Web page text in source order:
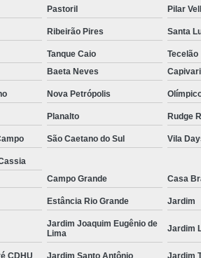
Fechamento em
Guarda Corpo de
Guarda Corpo
Guarda Corpo de
Guarda
Guarda Corpo de
Guarda Corpo
Pastoril Pilar
Ribeirão Pires Santa
Tanque Caio
Tecelão
Baeta Neves Capivari
Nova Petrópolis
Planalto Rudge
São Caetano do Sul Vila
Campo Grande Casa
Estância Rio Grande Jardim
Jardim Joaquim Eugênio de
Lima
Jardim
CDHU Jardim Santo Antônio Jardim